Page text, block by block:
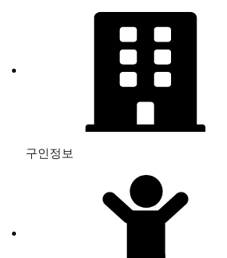
구인정보